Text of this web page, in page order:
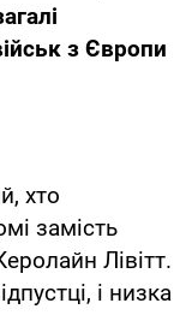
з Європи
хто
замість
Лівітт.
і низка